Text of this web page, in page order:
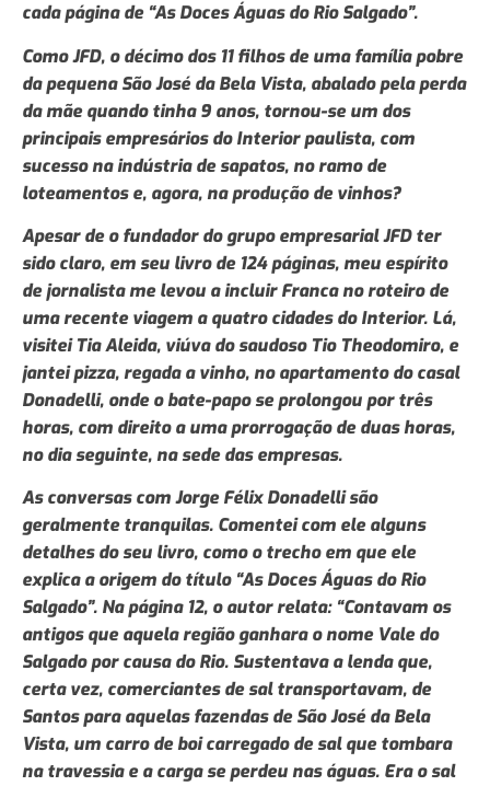
cada página de “As Doces Águas do Rio Salgado”.
Como JFD, o décimo dos 11 filhos de uma família pobre
da pequena São José da Bela Vista, abalado pela perda
da mãe quando tinha 9 anos, tornou-se um dos
principais empresários do Interior paulista, com
sucesso na indústria de sapatos, no ramo de
loteamentos e, agora, na produção de vinhos?
Apesar de o fundador do grupo empresarial JFD ter
sido claro, em seu livro de 124 páginas, meu espírito
de jornalista me levou a incluir Franca no roteiro de
uma recente viagem a quatro cidades do Interior. Lá,
visitei Tia Aleida, viúva do saudoso Tio Theodomiro, e
jantei pizza, regada a vinho, no apartamento do casal
Donadelli, onde o bate-papo se prolongou por três
horas, com direito a uma prorrogação de duas horas,
no dia seguinte, na sede das empresas.
As conversas com Jorge Félix Donadelli são
geralmente tranquilas. Comentei com ele alguns
detalhes do seu livro, como o trecho em que ele
explica a origem do título “As Doces Águas do Rio
Salgado”. Na página 12, o autor relata: “Contavam os
antigos que aquela região ganhara o nome Vale do
Salgado por causa do Rio. Sustentava a lenda que,
certa vez, comerciantes de sal transportavam, de
Santos para aquelas fazendas de São José da Bela
Vista, um carro de boi carregado de sal que tombara
na travessia e a carga se perdeu nas águas. Era o sal